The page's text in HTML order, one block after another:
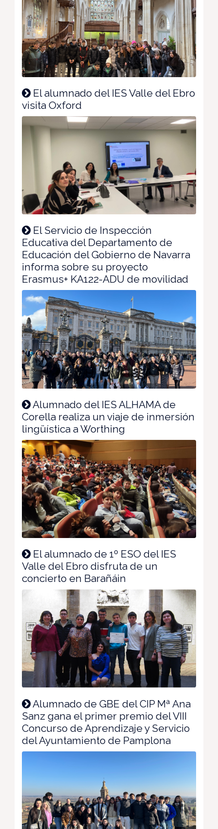
El alumnado del IES Valle del Ebro
visita Oxford
El Servicio de Inspección
Educativa del Departamento de
Educación del Gobierno de Navarra
informa sobre su proyecto
Erasmus+ KA122-ADU de movilidad
Alumnado del IES ALHAMA de
Corella realiza un viaje de inmersión
lingüística a Worthing
El alumnado de 1º ESO del IES
Valle del Ebro disfruta de un
concierto en Barañáin
Alumnado de GBE del CIP Mª Ana
Sanz gana el primer premio del VIII
Concurso de Aprendizaje y Servicio
del Ayuntamiento de Pamplona